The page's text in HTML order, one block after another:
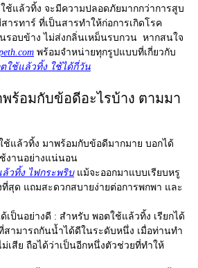
ใช้แล้วทิ้ง จะมีความปลอดภัยมากกว่าการสูบ
ารทาร์ ที่เป็นสารทำให้ก่อการเกิดโรค
รอบข้าง ไม่ส่งกลิ่นเหม็นรบกวน หากสนใจ
พร้อมจำหน่ายทุกรูปแบบที่เกี่ยวกับ
ใช้แล้วทิ้ง ใช้ได้กี่วัน
ร้อมกับข้อดีอะไรบ้าง ตามมา
ช้แล้วทิ้ง มาพร้อมกับข้อดีมากมาย บอกได้
งานอย่างแน่นอน
วทิ้ง ไฟกระพริบแม้จะออกมาแบบเรียบหรู
สุด แถมสะดวกสบายง่ายต่อการพกพา และ
เป็นอย่างดี : สำหรับ พอตใช้แล้วทิ้ง เรียกได้
ามารถกันน้ำได้ดีในระดับหนึ่ง เมื่อท่านทำ
เสีย ถือได้ว่าเป็นอีกหนึ่งตัวช่วยที่ทำให้